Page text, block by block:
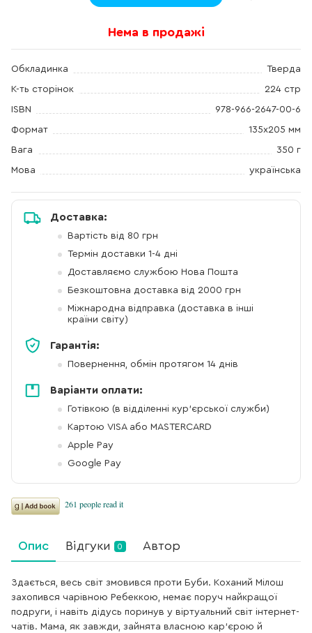
Нема в продажі
Обкладинка Тверда
К-ть сторінок 224 стр
ISBN 978-966-2647-00-6
Формат 135х205 мм
Вага 350 г
Мова українська
Доставка:
Вартість від 80 грн
Термін доставки 1-4 дні
Доставляємо службою Нова Пошта
Безкоштовна доставка від 2000 грн
Міжнародна відправка (доставка в інші
країни світу)
Гарантія:
Повернення, обмін протягом 14 днів
Варіанти оплати:
Готівкою (в відділенні кур'єрської служби)
Картою VISA або MASTERCARD
Apple Pay
Google Pay
Опис Відгуки 0 Автор
Здається, весь світ змовився проти Буби. Коханий Мілош
захопився чарівною Ребеккою, немає поруч найкращої
подруги, і навіть дідусь поринув у віртуальний світ інтернет-
чатів. Мама, як завжди, зайнята власною кар’єрою й